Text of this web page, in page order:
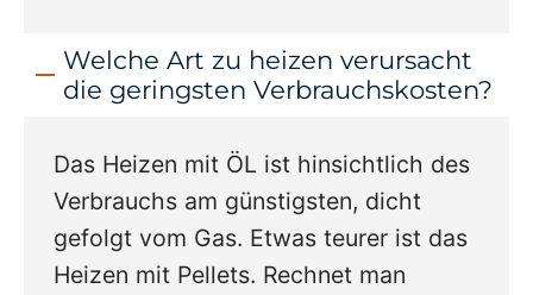
Welche Art zu heizen verursacht
die geringsten Verbrauchskosten?
Das Heizen mit ÖL ist hinsichtlich des
Verbrauchs am günstigsten, dicht
gefolgt vom Gas. Etwas teurer ist das
Heizen mit Pellets. Rechnet man